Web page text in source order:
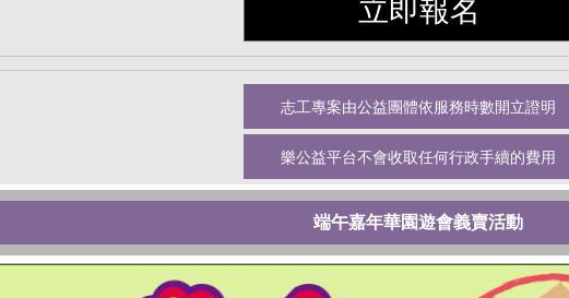
志工專案由公益團體依服務時數開立證明
樂公益平台不會收取任何行政手續的費用
端午嘉年華園遊會義賣活動